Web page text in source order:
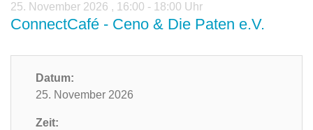
25. November 2026 , 16:00 - 18:00 Uhr
ConnectCafé - Ceno & Die Paten e.V.
Datum:
25. November 2026
Zeit: